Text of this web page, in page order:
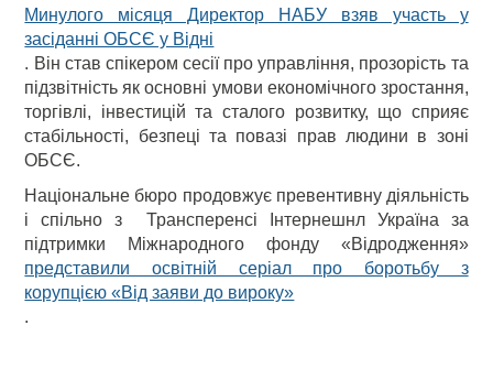
Минулого місяця Директор НАБУ взяв участь у
засіданні ОБСЄ у Відні
. Він став спікером сесії про управління, прозорість та
підзвітність як основні умови економічного зростання,
торгівлі, інвестицій та сталого розвитку, що сприяє
стабільності, безпеці та повазі прав людини в зоні
ОБСЄ.
Національне бюро продовжує превентивну діяльність
і спільно з Трансперенсі Інтернешнл Україна за
підтримки Міжнародного фонду «Відродження»
представили освітній серіал про боротьбу з
корупцією «Від заяви до вироку»
.